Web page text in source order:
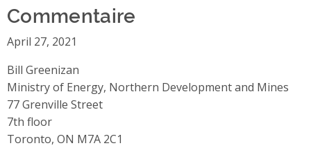
Commentaire
April 27, 2021
Bill Greenizan
Ministry of Energy, Northern Development and Mines
77 Grenville Street
7th floor
Toronto, ON M7A 2C1